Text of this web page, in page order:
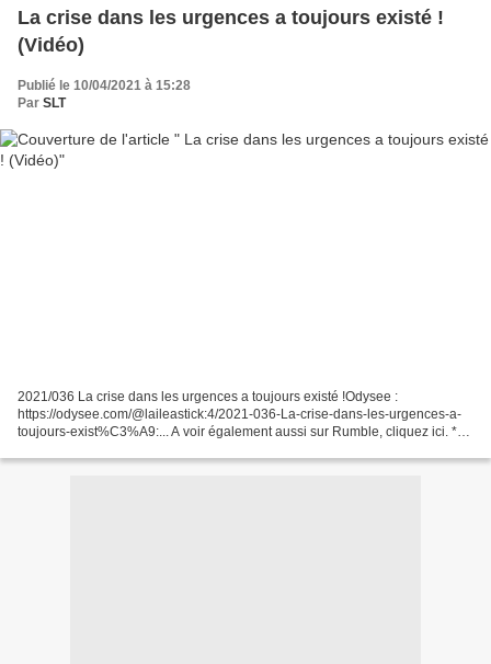
La crise dans les urgences a toujours existé !
(Vidéo)
Publié le 10/04/2021 à 15:28
Par SLT
2021/036 La crise dans les urgences a toujours existé !Odysee :
https://odysee.com/@laileastick:4/2021-036-La-crise-dans-les-urgences-a-
toujours-exist%C3%A9:... A voir également aussi sur Rumble, cliquez ici. ***